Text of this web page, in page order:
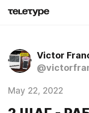
Victor
May 22, 2022